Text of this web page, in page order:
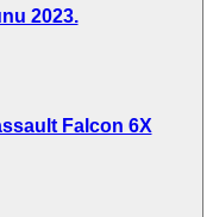
2023.
Falcon 6X